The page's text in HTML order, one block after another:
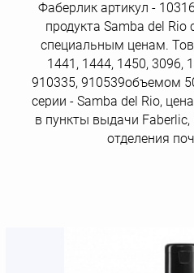
Фаберлик артикул -
продукта Samba del Rio
специальным ценам.
1441, 1444, 1450, 3096,
910335, 910539объемом
серии - Samba del Rio,
в пункты выдачи
отделения